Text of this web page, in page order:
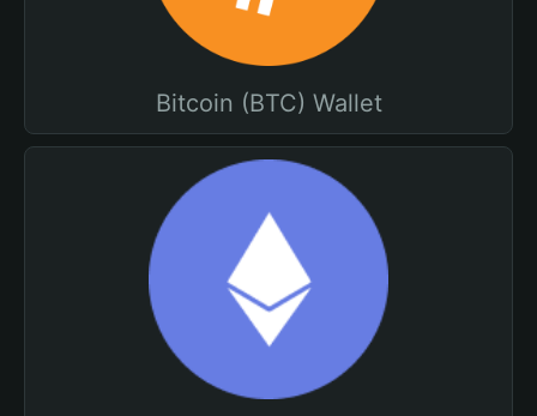
Bitcoin (BTC) Wallet